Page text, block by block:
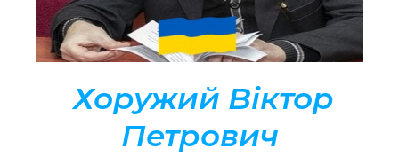
Хоружий Віктор
Петрович